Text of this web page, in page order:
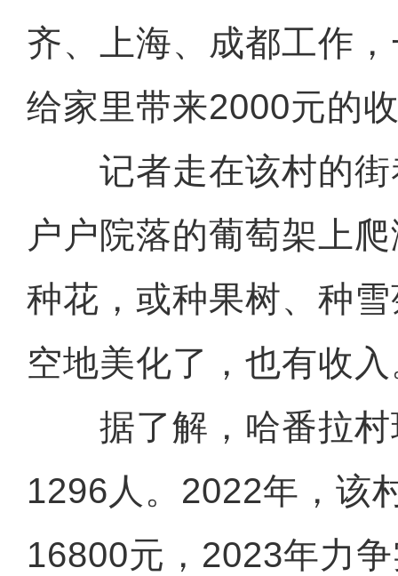
齐、上海、成都工作
给家里带来2000元的
记者走在该村的街
户户院落的葡萄架上
种花，或种果树、种
空地美化了，也有收
据了解，哈番拉村
1296人。2022年，该
16800元，2023年力